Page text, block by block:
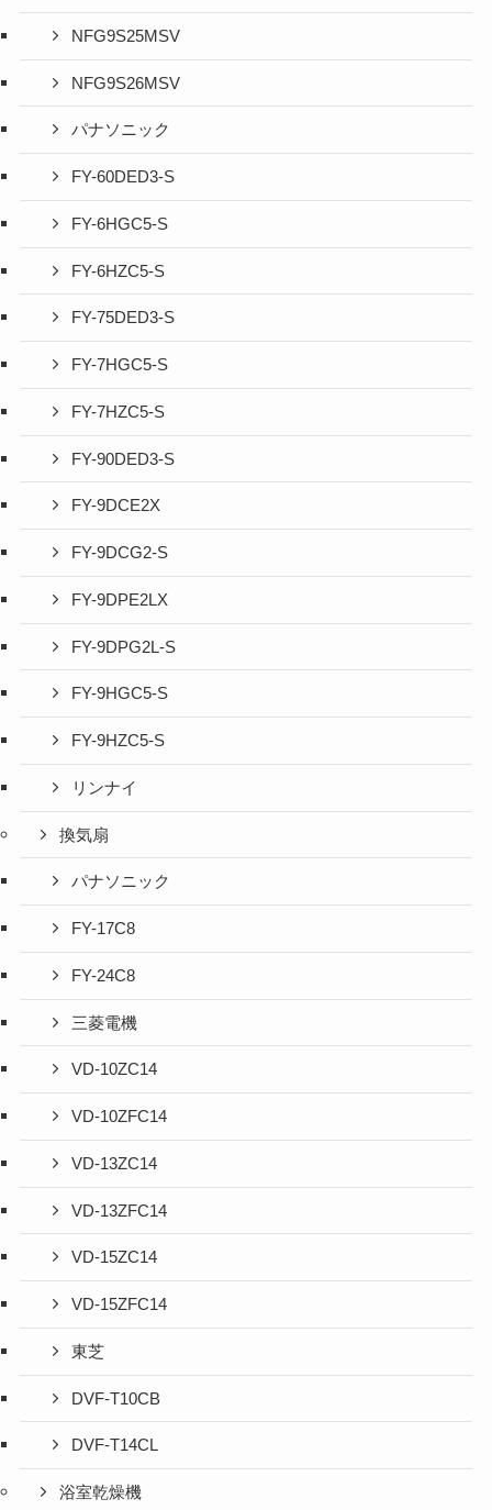
NFG9S25MSV
NFG9S26MSV
パナソニック
FY-60DED3-S
FY-6HGC5-S
FY-6HZC5-S
FY-75DED3-S
FY-7HGC5-S
FY-7HZC5-S
FY-90DED3-S
FY-9DCE2X
FY-9DCG2-S
FY-9DPE2LX
FY-9DPG2L-S
FY-9HGC5-S
FY-9HZC5-S
リンナイ
換気扇
パナソニック
FY-17C8
FY-24C8
三菱電機
VD-10ZC14
VD-10ZFC14
VD-13ZC14
VD-13ZFC14
VD-15ZC14
VD-15ZFC14
東芝
DVF-T10CB
DVF-T14CL
浴室乾燥機